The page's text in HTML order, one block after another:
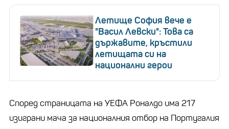
Летище София вече е
"Васил Левски": Това са
държавите, кръстили
летищата си на
национални герои
Според страницата на УЕФА Роналдо има 217
изиграни мача за националния отбор на Португалия